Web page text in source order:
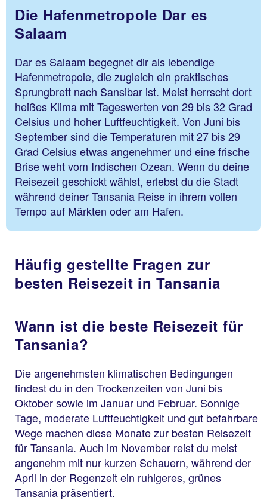
Die Hafenmetropole Dar es
Salaam
Dar es Salaam begegnet dir als lebendige
Hafenmetropole, die zugleich ein praktisches
Sprungbrett nach Sansibar ist. Meist herrscht dort
heißes Klima mit Tageswerten von 29 bis 32 Grad
Celsius und hoher Luftfeuchtigkeit. Von Juni bis
September sind die Temperaturen mit 27 bis 29
Grad Celsius etwas angenehmer und eine frische
Brise weht vom Indischen Ozean. Wenn du deine
Reisezeit geschickt wählst, erlebst du die Stadt
während deiner Tansania Reise in ihrem vollen
Tempo auf Märkten oder am Hafen.
Häufig gestellte Fragen zur
besten Reisezeit in Tansania
Wann ist die beste Reisezeit für
Tansania?
Die angenehmsten klimatischen Bedingungen
findest du in den Trockenzeiten von Juni bis
Oktober sowie im Januar und Februar. Sonnige
Tage, moderate Luftfeuchtigkeit und gut befahrbare
Wege machen diese Monate zur besten Reisezeit
für Tansania. Auch im November reist du meist
angenehm mit nur kurzen Schauern, während der
April in der Regenzeit ein ruhigeres, grünes
Tansania präsentiert.